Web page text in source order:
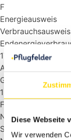
Diese Webseite
Wir verwenden
F
Energieausweis
Verbrauchsausweis
170 kWh/(m²a)
Ausstattung
Gäste-WC
1
Fahrradraum
Nein
Spielplatz